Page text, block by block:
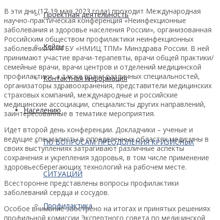
Проектная деятельность
Кейсы
Контактная информация
Населению
ПО ВОПРОСАМ ПРЕОДОЛЕНИЯ КРИЗИСНЫХ
СИТУАЦИЙ
Профилактика
В эти дни (17-19 мая 2023 года) проходит Международная
научно-практическая конференция «Неинфекционные
заболевания и здоровье населения России», организованная
Российским обществом профилактики неинфекционных
заболеваний и ФГБУ «НМИЦ ТПМ» Минздрава России. В ней
принимают участие врачи-терапевты, врачи общей практики/
семейные врачи, врачи центров и отделений медицинской
профилактики, а также врачи различных специальностей,
организаторы здравоохранения, представители медицинских
страховых компаний, международные и российские
медицинские ассоциации, специалисты других направлений,
заинтересованные в тематике мероприятия.
Идет второй день конференции. Докладчики – ученые и
ведущие специалисты в определенных областях медицины в
своих выступлениях затрагивают различные аспекты
сохранения и укрепления здоровья, в том числе применение
здоровьесберегающих технологий на рабочем месте.
Всесторонне представлены вопросы профилактики
заболеваний сердца и сосудов.
Особое внимание заострено на итогах и принятых решениях
профильной комиссии Экспертного совета по медицинской